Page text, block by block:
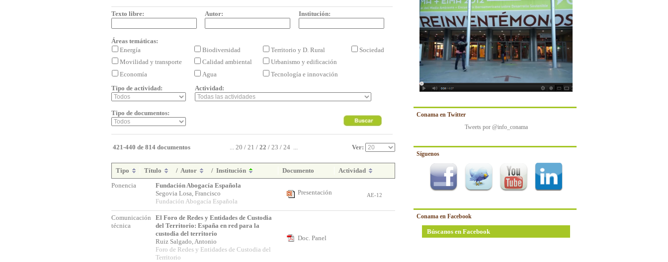
Conama en Twitter
Tweets por @info_conama
Síguenos
Conama en Facebook
Búscanos en Facebook
Texto libre: Autor: Institución:
Áreas temáticas:
Energía
Biodiversidad Territorio y D. Rural
Sociedad
Movilidad y transporte
Calidad ambiental
Urbanismo y edificación
Economía
Agua
Tecnología e innovación
Tipo de actividad:
Actividad:
Tipo de documentos:
421-440 de 814 documentos ... 20 / 21 / 22 / 23 / 24 ... Ver:
Tipo Título / Autor / Institución Documento
Actividad
Ponencia
Fundación Abogacía Española
Segovia Losa, Francisco
Fundación Abogacía Española
Presentación AE-12
Comunicación
técnica
El Foro de Redes y Entidades de Custodia
del Territorio: España en red para la
custodia del territorio
Ruiz Salgado, Antonio
Foro de Redes y Entidades de Custodia del
Territorio
Doc. Panel